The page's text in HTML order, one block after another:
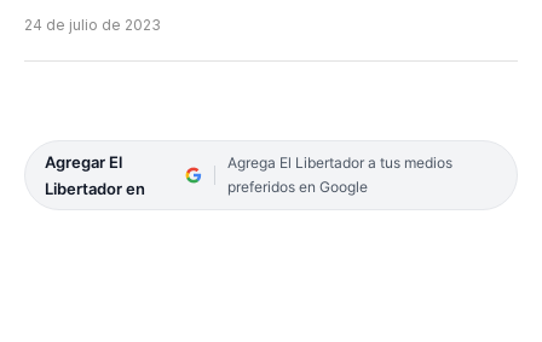
24 de julio de 2023
Agregar El
Libertador en
Agrega El Libertador a tus medios
preferidos en Google